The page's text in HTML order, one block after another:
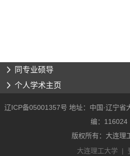
同专业硕导
个人学术主页
辽ICP备05001357号 地址：中国·辽宁省
编：116024
版权所有：大连理
大连理工大学 |